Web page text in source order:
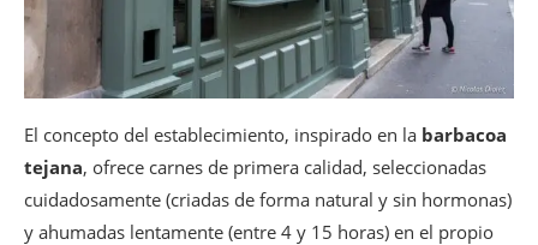
El concepto del establecimiento, inspirado en la barbacoa
tejana, ofrece carnes de primera calidad, seleccionadas
cuidadosamente (criadas de forma natural y sin hormonas)
y ahumadas lentamente (entre 4 y 15 horas) en el propio